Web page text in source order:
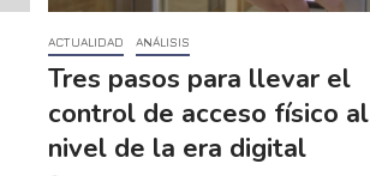
ACTUALIDAD ANÁLISIS
Tres pasos para llevar el
control de acceso físico al
nivel de la era digital